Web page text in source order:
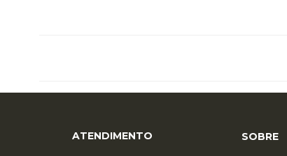
ATENDIMENTO SOBRE